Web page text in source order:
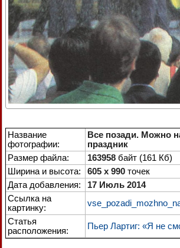
Название
фотографии:
Все позади. Можно
праздник
Размер файла:
163958 байт (161 Кб)
Ширина и высота:
605 x 990 точек
Дата добавления:
17 Июль 2014
Ссылка на
картинку:
Статья
расположения:
Пьер Лартиг: «Я не